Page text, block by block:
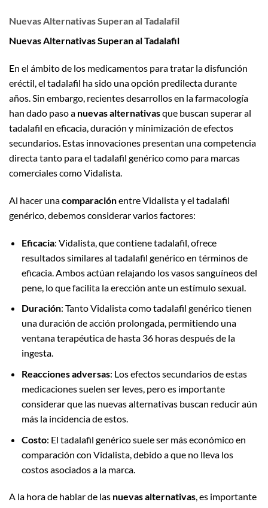
Nuevas Alternativas Superan al Tadalafil
Nuevas Alternativas Superan al Tadalafil
En el ámbito de los medicamentos para tratar la disfunción
eréctil, el tadalafil ha sido una opción predilecta durante
años. Sin embargo, recientes desarrollos en la farmacología
han dado paso a nuevas alternativasque buscan superar al
tadalafil en eficacia, duración y minimización de efectos
secundarios. Estas innovaciones presentan una competencia
directa tanto para el tadalafil genérico como para marcas
comerciales como Vidalista.
Al hacer unacomparaciónentre Vidalista y el tadalafil
genérico, debemos considerar varios factores:
Eficacia: Vidalista, que contiene tadalafil, ofrece
resultados similares al tadalafil genérico en términos de
eficacia. Ambos actúan relajando los vasos sanguíneos del
pene, lo que facilita la erección ante un estímulo sexual.
Duración: Tanto Vidalista como tadalafil genérico tienen
una duración de acción prolongada, permitiendo una
ventana terapéutica de hasta 36 horas después de la
ingesta.
Reacciones adversas: Los efectos secundarios de estas
medicaciones suelen ser leves, pero es importante
considerar que las nuevas alternativas buscan reducir aún
más la incidencia de estos.
Costo: El tadalafil genérico suele ser más económico en
comparación con Vidalista, debido a que no lleva los
costos asociados a la marca.
A la hora de hablar de las nuevas alternativas, es importante